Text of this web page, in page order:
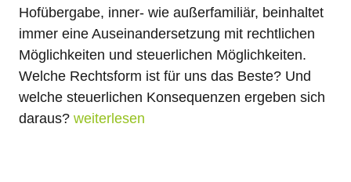
Hofübergabe, inner- wie außerfamiliär, beinhaltet
immer eine Auseinandersetzung mit rechtlichen
Möglichkeiten und steuerlichen Möglichkeiten.
Welche Rechtsform ist für uns das Beste? Und
welche steuerlichen Konsequenzen ergeben sich
daraus?weiterlesen